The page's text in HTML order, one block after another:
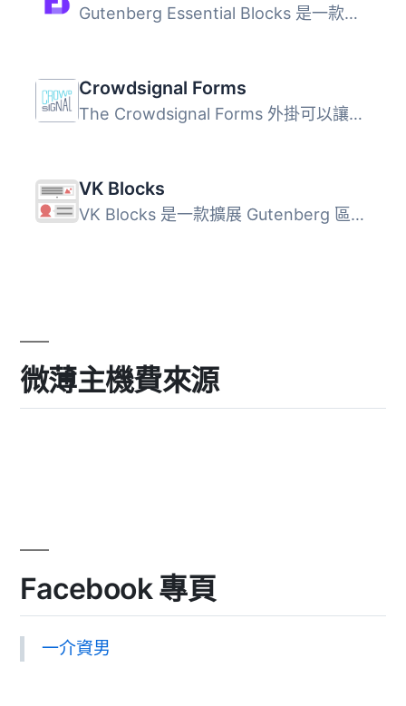
Gutenberg Essential Blocks 是一款專為 WordPress 預設編輯...
Crowdsignal Forms
The Crowdsignal Forms 外掛可以讓您直接在區塊編輯器中建立...
VK Blocks
VK Blocks 是一款擴展 Gutenberg 區塊的外掛，提供多種自訂區...
微薄主機費來源
Facebook 專頁
一介資男